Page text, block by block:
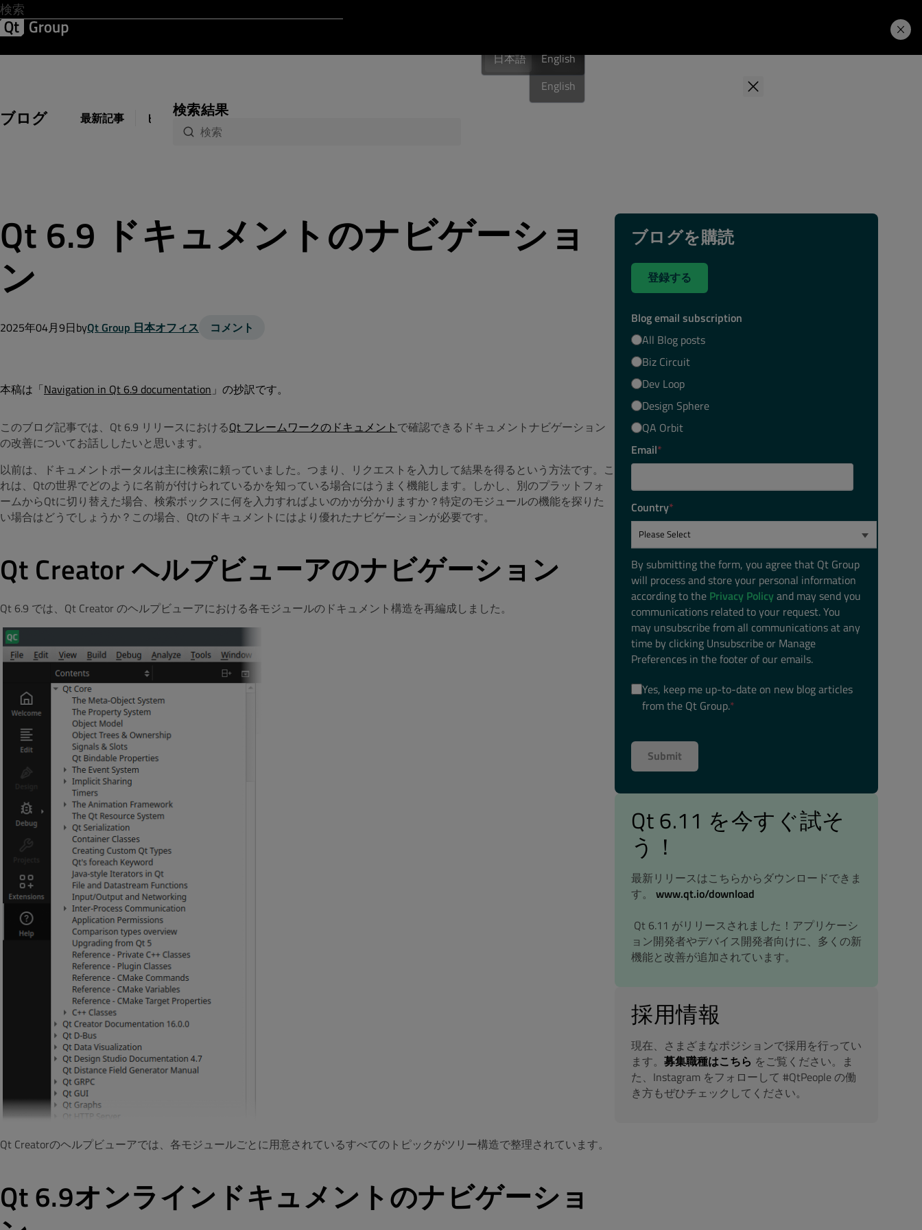
日本語
English
日本語 English
ブログ 最新記事 ビジネス 開発
検索結果
Qt 6.9 ドキュメントのナビゲーショ
ン
2025年04月9日byQt Group 日本オフィス コメント
本稿は「Navigation in Qt 6.9 documentation 」の抄訳です。
このブログ記事では、Qt 6.9 リリースにおけるQt フレームワークのドキュメント で確認できるドキュメントナビゲーション
の改善についてお話ししたいと思います。
以前は、ドキュメントポータルは主に検索に頼っていました。つまり、リクエストを入力して結果を得るという方法です。こ
れは、Qtの世界でどのように名前が付けられているかを知っている場合にはうまく機能します。しかし、別のプラットフォ
ームからQtに切り替えた場合、検索ボックスに何を入力すればよいのかが分かりますか？特定のモジュールの機能を探りた
い場合はどうでしょうか？この場合、Qtのドキュメントにはより優れたナビゲーションが必要です。
Qt Creator ヘルプビューアのナビゲーション
Qt 6.9 では、Qt Creator のヘルプビューアにおける各モジュールのドキュメント構造を再編成しました。
Qt Creatorのヘルプビューアでは、各モジュールごとに用意されているすべてのトピックがツリー構造で整理されています。
Qt 6.9オンラインドキュメントのナビゲーショ
ブログを購読
登録する
Blog email subscription
All Blog posts
Biz Circuit
Dev Loop
Design Sphere
QA Orbit
Email*
Country*
By submitting the form, you agree that Qt Group
will process and store your personal information
according to the Privacy Policyand may send you
communications related to your request. You
may unsubscribe from all communications at any
time by clicking Unsubscribe or Manage
Preferences in the footer of our emails.
Yes, keep me up-to-date on new blog articles
from the Qt Group.*
Qt 6.11 を今すぐ試そ
う！
最新リリースはこちらからダウンロードできま
す。 www.qt.io/download
Qt 6.11 がリリースされました！アプリケーシ
ョン開発者やデバイス開発者向けに、多くの新
機能と改善が追加されています。
採用情報
現在、さまざまなポジションで採用を行ってい
ます。 募集職種はこちら をご覧ください。ま
た、Instagram をフォローして #QtPeople の働
き方もぜひチェックしてください。